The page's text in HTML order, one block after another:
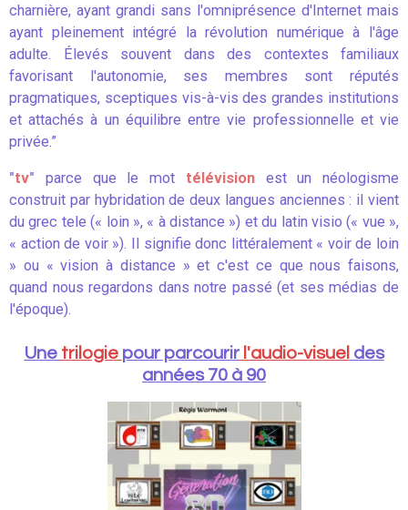
charnière, ayant grandi sans l'omniprésence d'Internet mais
ayant pleinement intégré la révolution numérique à l'âge
adulte. Élevés souvent dans des contextes familiaux
favorisant l'autonomie, ses membres sont réputés
pragmatiques, sceptiques vis-à-vis des grandes institutions
et attachés à un équilibre entre vie professionnelle et vie
privée.”
"tv" parce que le mot télévision
est un néologisme
construit par hybridation de deux langues anciennes : il vient
du grec tele (« loin », « à distance ») et du latin visio (« vue »,
« action de voir »). Il signifie donc littéralement « voir de loin
» ou « vision à distance » et c'est ce que nous faisons,
quand nous regardons dans notre passé (et ses médias de
l'époque).
Une trilogie pour parcourirl'audio-visuel des
années 70 à 90